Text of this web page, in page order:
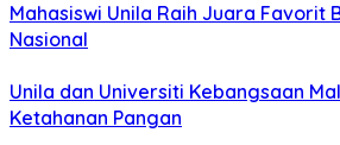
Mahasiswi Unila Raih Juara Favorit
Nasional
Unila dan Universiti Kebangsaan
Ketahanan Pangan